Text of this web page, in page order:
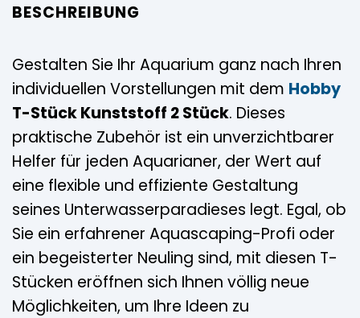
BESCHREIBUNG
Gestalten Sie Ihr Aquarium ganz nach Ihren
individuellen Vorstellungen mit dem Hobby
T-Stück Kunststoff 2 Stück. Dieses
praktische Zubehör ist ein unverzichtbarer
Helfer für jeden Aquarianer, der Wert auf
eine flexible und effiziente Gestaltung
seines Unterwasserparadieses legt. Egal, ob
Sie ein erfahrener Aquascaping-Profi oder
ein begeisterter Neuling sind, mit diesen T-
Stücken eröffnen sich Ihnen völlig neue
Möglichkeiten, um Ihre Ideen zu